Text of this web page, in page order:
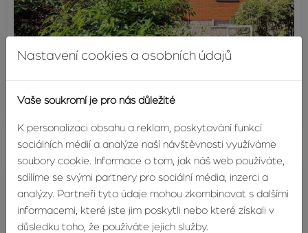
Pronájem rodinného domu 200 m², Zlín
27 000 Kč
Nastavení cookies a osobních údajů
Vaše soukromí je pro nás důležité
K personalizaci obsahu a reklam, poskytování funkcí
sociálních médií a analýze naší návštěvnosti využíváme
soubory cookie. Informace o tom, jak náš web používáte,
sdílíme se svými partnery pro sociální média, inzerci a
analýzy. Partneři tyto údaje mohou zkombinovat s dalšími
informacemi, které jste jim poskytli nebo které získali v
důsledku toho, že používáte jejich služby.